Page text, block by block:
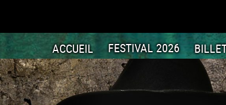
ACCUEIL FESTIVAL 2026